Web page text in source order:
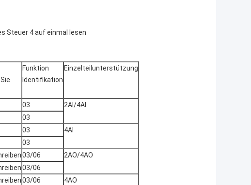
Steuer 4 auf einmal lesen
Funktion
Identifikation
Einzelteilunterstützung
03
2AI/4AI
03
03
4AI
03
03/06
2AO/4AO
03/06
03/06
4AO